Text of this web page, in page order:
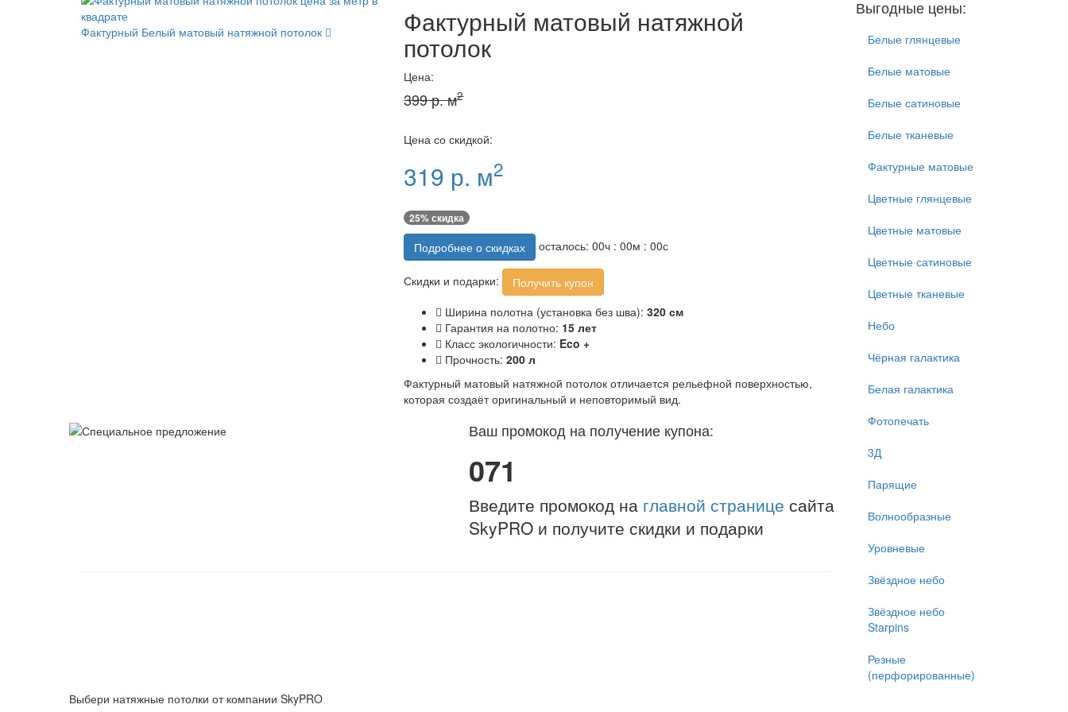
Фактурный матовый натяжной
потолок
Цена:
399 р. м2
Цена со скидкой:
319 р. м2
25% скидка
Подробнее о скидках осталось:00ч :00м :00с
Скидки и подарки:
Получить купон
Ширина полотна (установка без шва):320 см
Гарантия на полотно: 15 лет
Класс экологичности: Eco +
Прочность:200 л
Фактурный матовый натяжной потолок отличается рельефной поверхностью,
которая создаёт оригинальный и неповторимый вид.
Фактурный Белый матовый натяжной потолок
Ваш промокод на получение купона:
071
Введите промокод на главной странице сайта
SkyPRO и получите скидки и подарки
Выгодные цены:
Белые глянцевые
Белые матовые
Белые сатиновые
Белые тканевые
Фактурные матовые
Цветные глянцевые
Цветные матовые
Цветные сатиновые
Цветные тканевые
Небо
Чёрная галактика
Белая галактика
Фотопечать
3Д
Парящие
Волнообразные
Уровневые
Звёздное небо
Звёздное небо
Starpins
Резные
(перфорированные)
Выбери натяжные потолки от компании SkyPRO